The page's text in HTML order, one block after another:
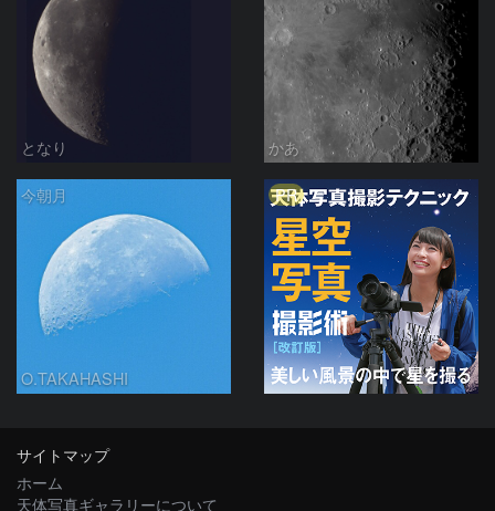
となり かあ
今朝月
O.TAKAHASHI
PR
サイトマップ
ホーム
天体写真ギャラリーについて